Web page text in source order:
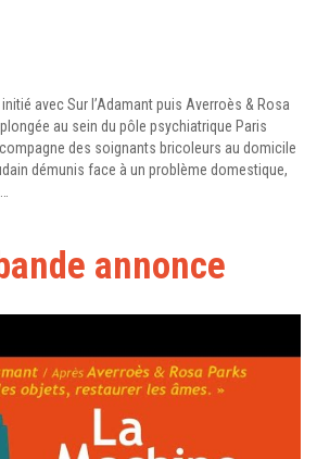
avec Sur l’Adamant puis Averroès & Rosa
au sein du pôle psychiatrique Paris
des soignants bricoleurs au domicile
démunis face à un problème domestique,
annonce